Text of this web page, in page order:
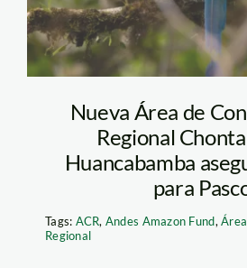
Nueva Área de
Regional
Huancabamba
para
Tags: ACR, Andes Amazon Fund,
Regional